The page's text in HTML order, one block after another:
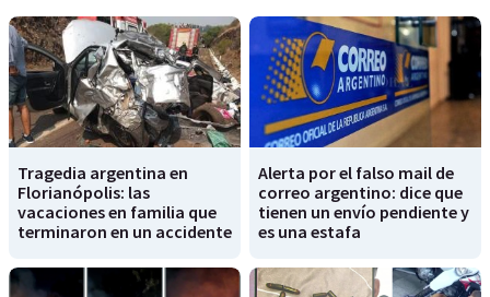
Tragedia argentina en
Florianópolis: las
vacaciones en familia que
terminaron en un accidente
Alerta por el falso mail de
correo argentino: dice que
tienen un envío pendiente y
es una estafa